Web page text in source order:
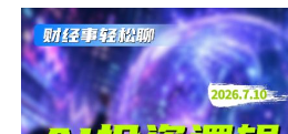
白银起飞，是下一个黄金？
2025-07-18 依然
年轻人不买大牌不是穷！面
消费升级
2026-07-31 依然